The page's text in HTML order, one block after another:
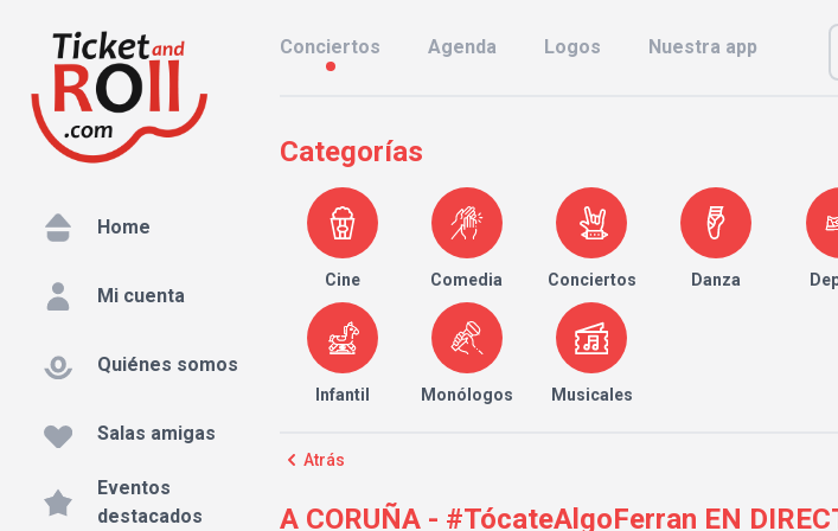
Home
Mi cuenta
Quiénes somos
Salas amigas
Eventos
destacados
Conciertos Agenda Logos Nuestra app
Categorías
Cine Comedia Conciertos Danza
Infantil Monólogos Musicales
Atrás
A CORUÑA - #TócateAlgoFerran EN